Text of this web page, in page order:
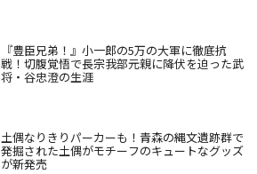
『豊臣兄弟！』小一郎の5万の大軍に徹底抗
戦！切腹覚悟で長宗我部元親に降伏を迫った武
将・谷忠澄の生涯
土偶なりきりパーカーも！青森の縄文遺跡群で
発掘された土偶がモチーフのキュートなグッズ
が新発売